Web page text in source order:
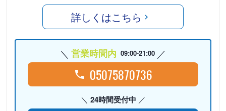
詳しくはこちら
営業時間内 09:00-21:00
05075870736
24時間受付中